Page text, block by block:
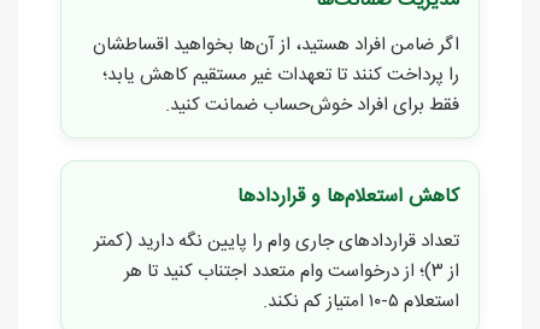
اگر ضامن افراد هستید، از آن‌ها بخواهید اقساطشان
را پرداخت کنند تا تعهدات غیر مستقیم کاهش یابد؛
فقط برای افراد خوش‌حساب ضمانت کنید.
کاهش استعلام‌ها و قراردادها
تعداد قراردادهای جاری وام را پایین نگه دارید (کمتر
از ۳)؛ از درخواست وام متعدد اجتناب کنید تا هر
استعلام ۵-۱۰ امتیاز کم نکند.